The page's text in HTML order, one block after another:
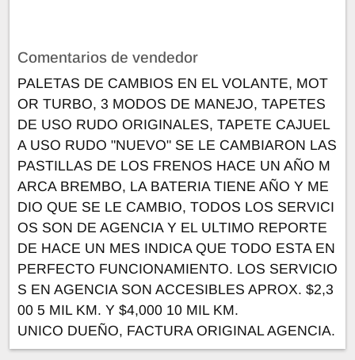
Comentarios de vendedor
PALETAS DE CAMBIOS EN EL VOLANTE, MOT
OR TURBO, 3 MODOS DE MANEJO, TAPETES
DE USO RUDO ORIGINALES, TAPETE CAJUEL
A USO RUDO "NUEVO" SE LE CAMBIARON LAS
PASTILLAS DE LOS FRENOS HACE UN AÑO M
ARCA BREMBO, LA BATERIA TIENE AÑO Y ME
DIO QUE SE LE CAMBIO, TODOS LOS SERVICI
OS SON DE AGENCIA Y EL ULTIMO REPORTE
DE HACE UN MES INDICA QUE TODO ESTA EN
PERFECTO FUNCIONAMIENTO. LOS SERVICIO
S EN AGENCIA SON ACCESIBLES APROX. $2,3
00 5 MIL KM. Y $4,000 10 MIL KM.
UNICO DUEÑO, FACTURA ORIGINAL AGENCIA.